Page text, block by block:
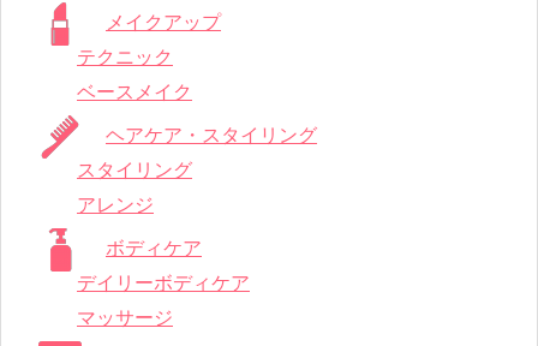
メイクアップ
テクニック
ベースメイク
ヘアケア・スタイリング
スタイリング
アレンジ
ボディケア
デイリーボディケア
マッサージ